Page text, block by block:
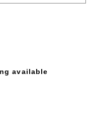
available